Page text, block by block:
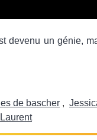
devenu un génie,
de bascher ,